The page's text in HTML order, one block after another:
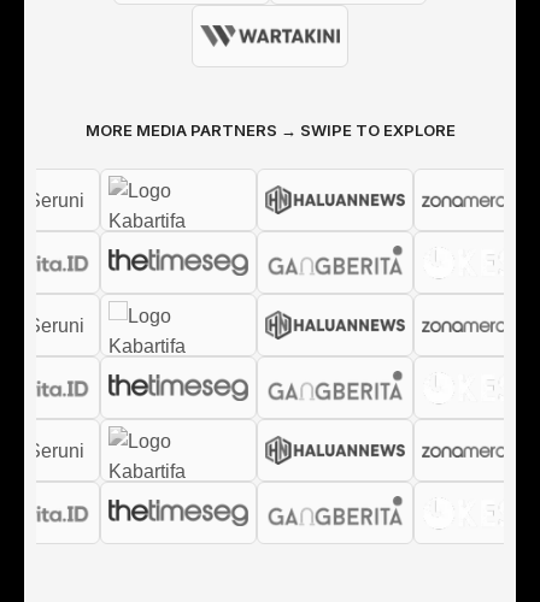
MORE MEDIA PARTNERS → SWIPE TO EXPLORE